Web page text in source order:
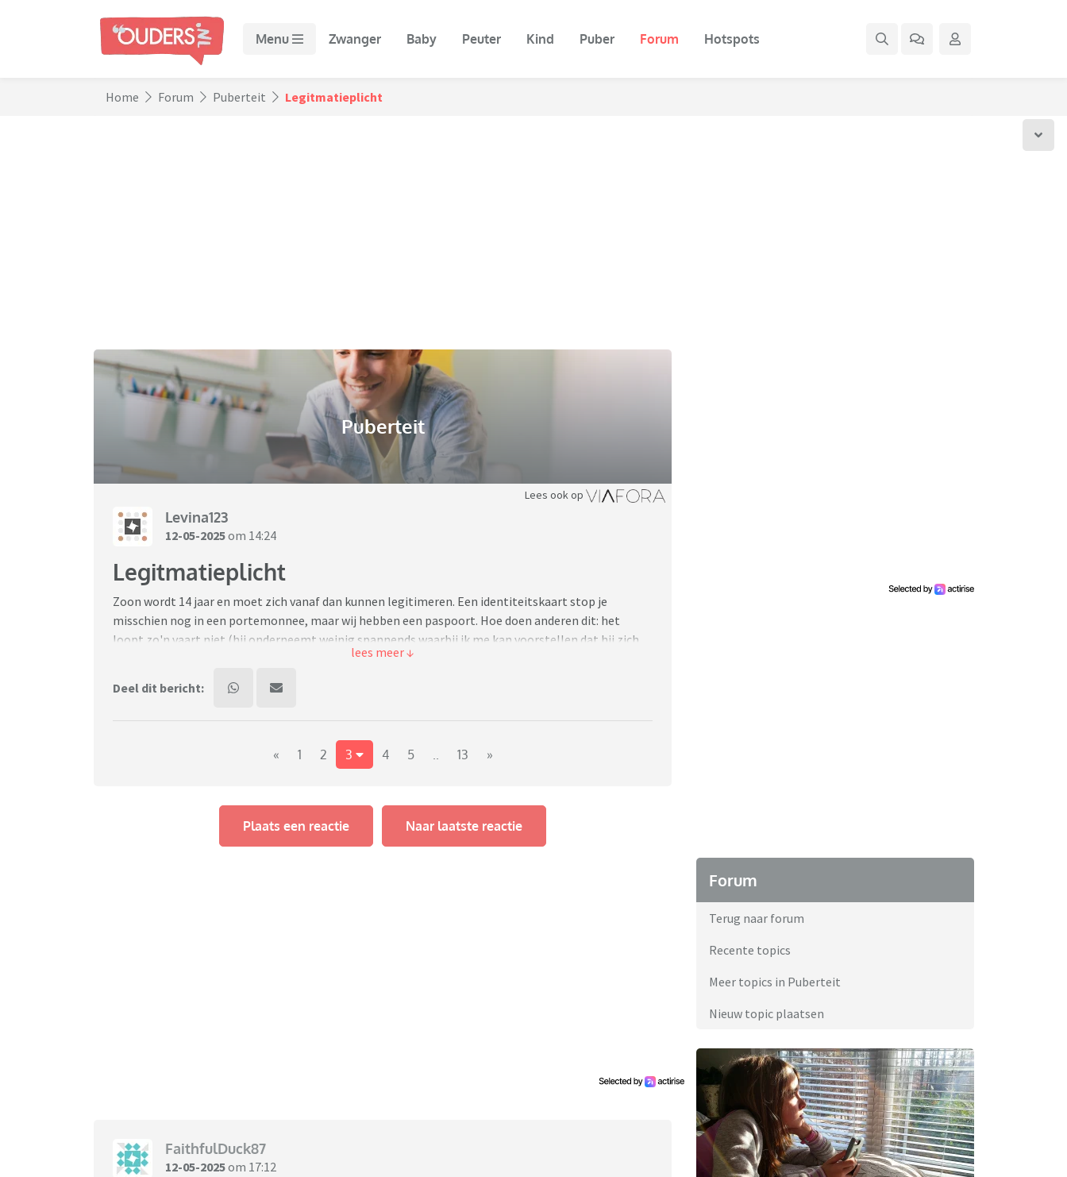
Menu Zwanger Baby Peuter Kind Puber Forum Hotspots
Home Forum Puberteit Legitmatieplicht
Puberteit
Lees ook op
Levina123
12-05-2025om 14:24
Legitmatieplicht
Zoon wordt 14 jaar en moet zich vanaf dan kunnen legitimeren. Een identiteitskaart stop je
misschien nog in een portemonnee, maar wij hebben een paspoort. Hoe doen anderen dit: het
loopt zo'n vaart niet (hij onderneemt weinig spannends waarbij ik me kan voorstellen dat hij zich
zou moeten legitimeren) dus laat maar thuis, of paspoort mee in de schooltas? Ik kan me haast
met ov en hangt ook (nog) niet 's avonds rond.
Deel dit bericht:
« 1 2 3 4 5 .. 13 »
Plaats een reactie Naar laatste reactie
FaithfulDuck87
12-05-2025om 17:12
Forum
Terug naar forum
Recente topics
Meer topics in Puberteit
Nieuw topic plaatsen